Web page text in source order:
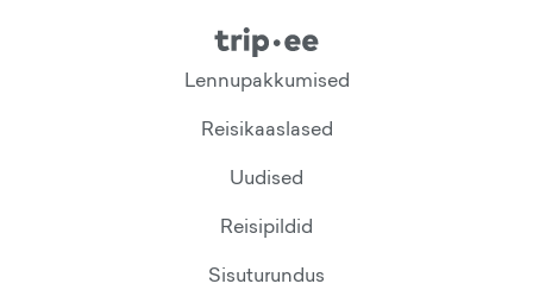
Lennupakkumised
Reisikaaslased
Uudised
Reisipildid
Sisuturundus